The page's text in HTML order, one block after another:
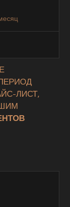
ЛИСТ,